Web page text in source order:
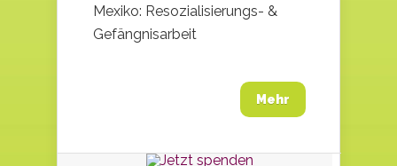
Mexiko: Resozialisierungs- &
Gefängnisarbeit
Mehr